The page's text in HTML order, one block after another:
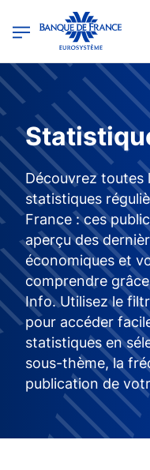
Banque de France -
Découvrez toutes
statistiques
France : ces
aperçu des
économiques et
comprendre
Info. Utilisez le
pour accéder
statistiques en
sous-thème, la
publication de